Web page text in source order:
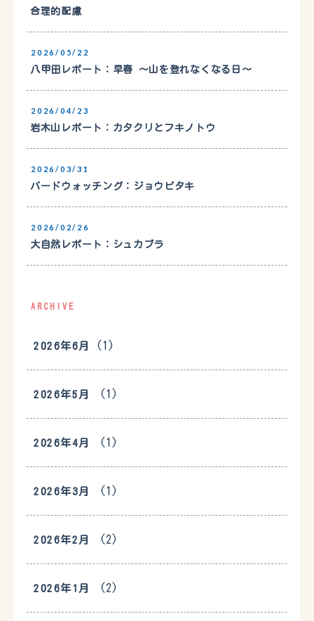
合理的配慮
2026/05/22
八甲田レポート：早春 〜山を登れなくなる日〜
2026/04/23
岩木山レポート：カタクリとフキノトウ
2026/03/31
バードウォッチング：ジョウビタキ
2026/02/26
大自然レポート：シュカブラ
ARCHIVE
2026年6月 (1)
2026年5月 (1)
2026年4月 (1)
2026年3月 (1)
2026年2月 (2)
2026年1月 (2)